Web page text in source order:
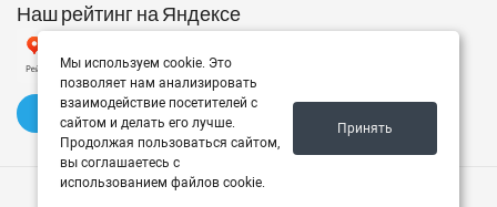
Наш рейтинг на Яндексе
✍️ Оставить отзыв
Мы используем cookie. Это
позволяет нам анализировать
взаимодействие посетителей с
сайтом и делать его лучше.
Продолжая пользоваться сайтом,
вы соглашаетесь с
использованием файлов cookie.
Принять